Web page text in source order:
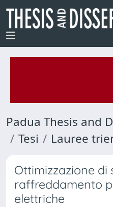
Padua Thesis and
Tesi
Lauree
Ottimizzazione di
raffreddamento
elettriche